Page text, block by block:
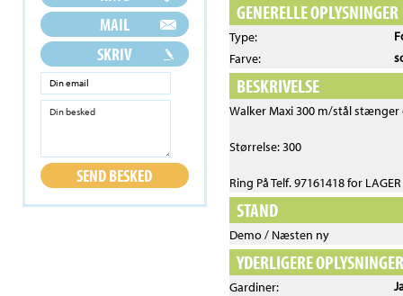
GENERELLE OPLYSNINGER
Type:
Farve:
BESKRIVELSE
Walker Maxi 300 m/stål
Størrelse: 300
Ring På Telf. 97161418 for
STAND
Demo / Næsten ny
YDERLIGERE OPLYSNINGER
Gardiner: